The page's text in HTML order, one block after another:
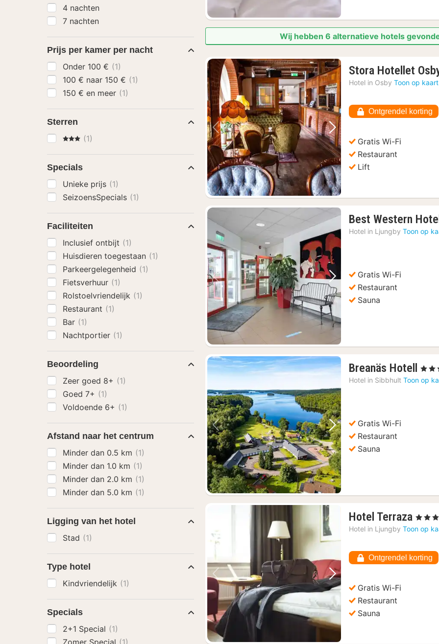
Wij hebben 6 alternatieve hotels
Vorige foto Volgende foto
Stora Hotellet
Hotel in Osby Toon op kaart
Ontgrendel korting
Gratis Wi-Fi
Restaurant
Lift
Vorige foto Volgende foto
Best Western
Hotel in Ljungby Toon op
Gratis Wi-Fi
Restaurant
Sauna
Vorige foto Volgende foto
Breanäs Hotell
1
, 3
Hotel in Sibbhult Toon op
Gratis Wi-Fi
Restaurant
Sauna
Vorige foto Volgende foto
Hotel Terraza 1
€
, 4
Hotel in Ljungby Toon op
Ontgrendel korting
Gratis Wi-Fi
Restaurant
Sauna
4 nachten
7 nachten
Prijs per kamer per nacht
Onder 100 € (1)
100 € naar 150 € (1)
150 € en meer (1)
Sterren
3 Sterren
(1)
Specials
Unieke prijs (1)
SeizoensSpecials (1)
Faciliteiten
Inclusief ontbijt (1)
Huisdieren toegestaan (1)
Parkeergelegenheid (1)
Fietsverhuur (1)
Rolstoelvriendelijk (1)
Restaurant (1)
Bar (1)
Nachtportier (1)
Beoordeling
Zeer goed 8+ (1)
Goed 7+ (1)
Voldoende 6+ (1)
Afstand naar het centrum
Minder dan 0.5 km (1)
Minder dan 1.0 km (1)
Minder dan 2.0 km (1)
Minder dan 5.0 km (1)
Ligging van het hotel
Stad (1)
Type hotel
Kindvriendelijk (1)
Specials
2+1 Special (1)
Zomer Special (1)